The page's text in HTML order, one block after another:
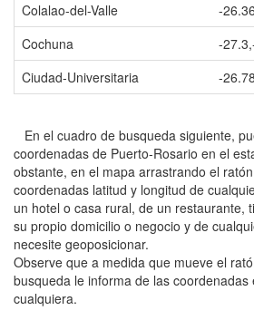
Colalao-del-Valle
-
Cochuna
-
Ciudad-Universitaria
-
En el cuadro de busqueda siguiente,
coordenadas de Puerto-Rosario en el
obstante, en el mapa arrastrando el
coordenadas latitud y longitud de
un hotel o casa rural, de un restaurante,
su propio domicilio o negocio y de
necesite geoposicionar.
Observe que a medida que mueve el
busqueda le informa de las coordenadas
cualquiera.